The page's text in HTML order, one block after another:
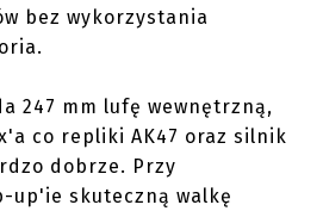
bez wykorzystania
247 mm lufę wewnętrzną,
co repliki AK47 oraz silnik
dobrze. Przy
up'ie skuteczną walkę